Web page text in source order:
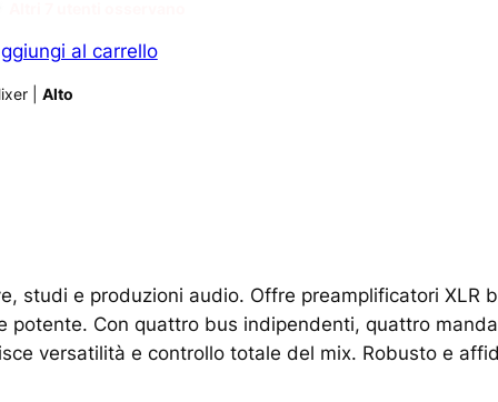
al carrello
| Alto
studi e produzioni audio. Offre preamplificatori XLR
potente. Con quattro bus indipendenti, quattro
versatilità e controllo totale del mix. Robusto e